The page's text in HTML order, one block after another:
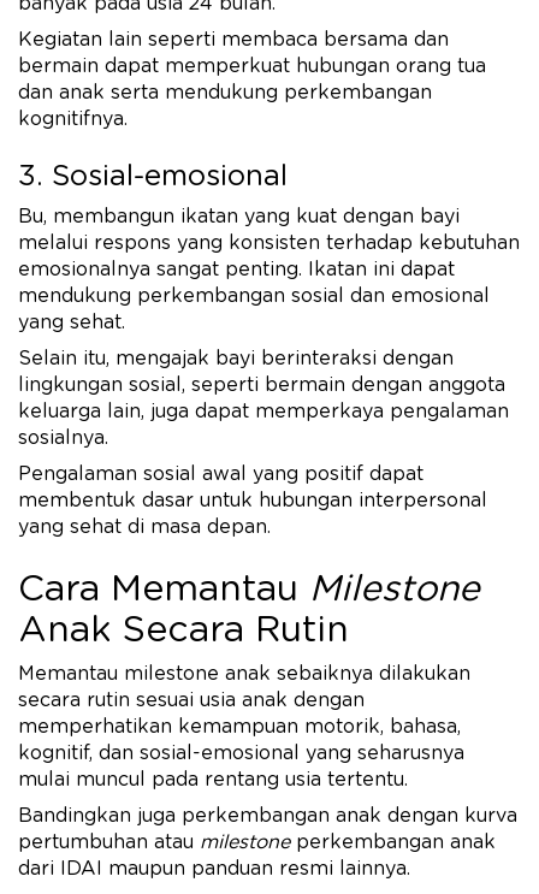
Kegiatan lain seperti membaca bersama dan
bermain dapat memperkuat hubungan orang tua
dan anak serta mendukung perkembangan
kognitifnya.​
3. Sosial-emosional
Bu, membangun ikatan yang kuat dengan bayi
melalui respons yang konsisten terhadap kebutuhan
emosionalnya sangat penting. Ikatan ini dapat
mendukung perkembangan sosial dan emosional
yang sehat.​
Selain itu, mengajak bayi berinteraksi dengan
lingkungan sosial, seperti bermain dengan anggota
keluarga lain, juga dapat memperkaya pengalaman
sosialnya.
Pengalaman sosial awal yang positif dapat
membentuk dasar untuk hubungan interpersonal
yang sehat di masa depan.​
Cara Memantau Milestone
Anak Secara Rutin
Memantau milestone anak sebaiknya dilakukan
secara rutin sesuai usia anak dengan
memperhatikan kemampuan motorik, bahasa,
kognitif, dan sosial-emosional yang seharusnya
mulai muncul pada rentang usia tertentu.
Bandingkan juga perkembangan anak dengan kurva
pertumbuhan atau milestone perkembangan anak
dari IDAI maupun panduan resmi lainnya.